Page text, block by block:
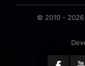
© 2010 - 2026